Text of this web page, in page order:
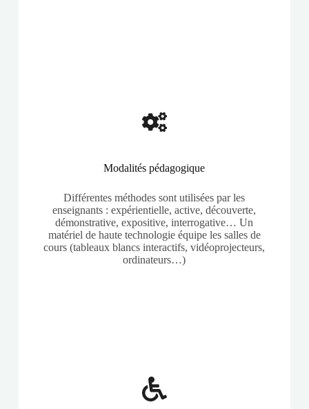
Modalités pédagogique
Différentes méthodes sont utilisées par les
enseignants : expérientielle, active, découverte,
démonstrative, expositive, interrogative… Un
matériel de haute technologie équipe les salles de
cours (tableaux blancs interactifs, vidéoprojecteurs,
ordinateurs…)